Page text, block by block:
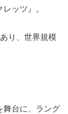
ッツ』。
り、世界規模
舞台に、ラング